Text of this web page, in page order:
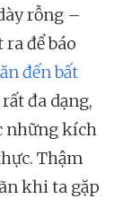
rỗng –
để báo
đến bất
rất đa dạng,
những kích
Thậm
khi ta gặp